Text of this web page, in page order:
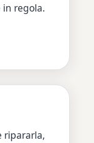
regola.
ripararla,